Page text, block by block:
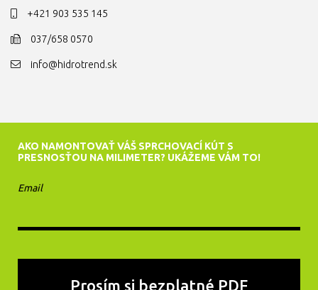
+421 903 535 145
037/658 0570
info@hidrotrend.sk
AKO NAMONTOVAŤ VÁŠ SPRCHOVACÍ KÚT S
PRESNOSŤOU NA MILIMETER? UKÁŽEME VÁM TO!
Email